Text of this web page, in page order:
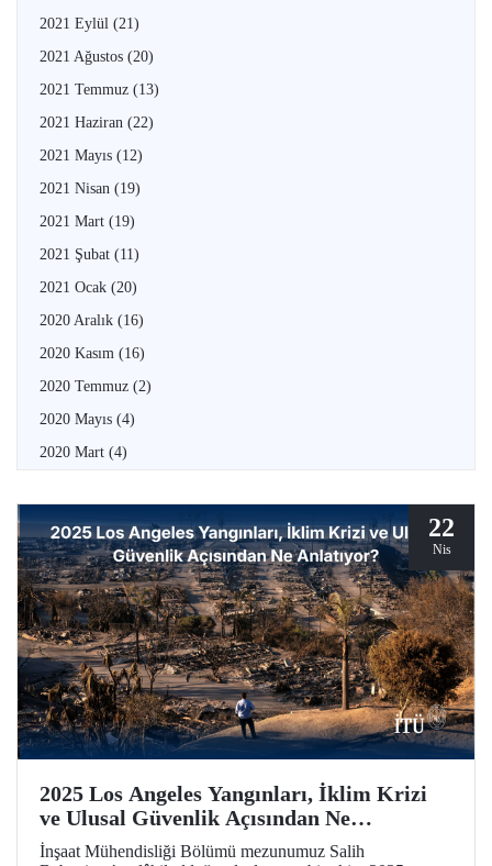
2021 Eylül (21)
2021 Ağustos (20)
2021 Temmuz (13)
2021 Haziran (22)
2021 Mayıs (12)
2021 Nisan (19)
2021 Mart (19)
2021 Şubat (11)
2021 Ocak (20)
2020 Aralık (16)
2020 Kasım (16)
2020 Temmuz (2)
2020 Mayıs (4)
2020 Mart (4)
22
Nis
2025 Los Angeles Yangınları, İklim Krizi
ve Ulusal Güvenlik Açısından Ne
Anlatıyor?
İnşaat Mühendisliği Bölümü mezunumuz Salih